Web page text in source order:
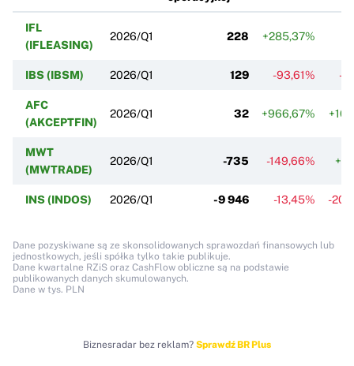
IFL
(IFLEASING)
2026/Q1 228 +285,37%
IBS (IBSM) 2026/Q1 129 -93,61% -
AFC
(AKCEPTFIN)
2026/Q1 32 +966,67%
MWT
(MWTRADE)
2026/Q1 -735 -149,66%
INS (INDOS) 2026/Q1 -9 946 -13,45% -
Dane pozyskiwane są ze skonsolidowanych sprawozdań finansowych lub
jednostkowych, jeśli spółka tylko takie publikuje.
Dane kwartalne RZiS oraz CashFlow obliczne są na podstawie
publikowanych danych skumulowanych.
Dane w tys. PLN
Biznesradar bez reklam? Sprawdź BR Plus